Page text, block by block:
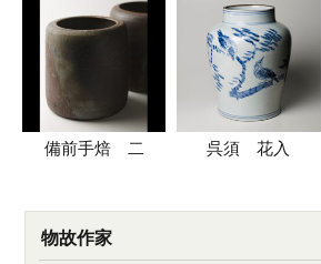
備前手焙 二 呉須 花入
物故作家